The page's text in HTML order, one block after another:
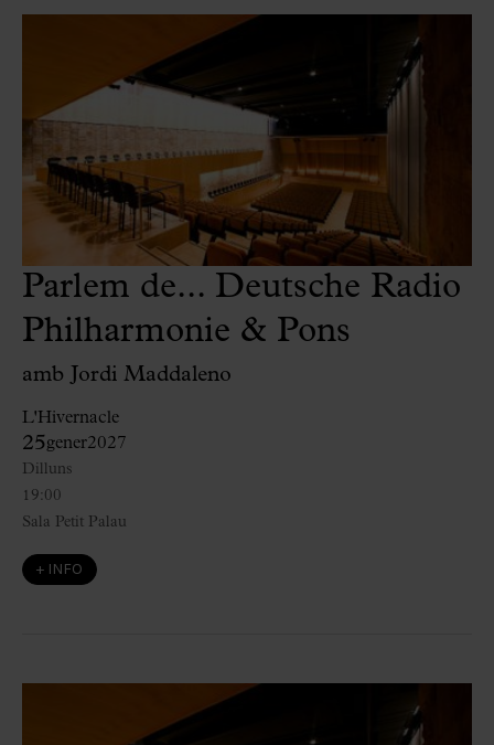
Parlem de... Deutsche Radio
Philharmonie & Pons
amb Jordi Maddaleno
L'Hivernacle
25gener2027
19:00
Dilluns
Sala Petit Palau
+ INFO